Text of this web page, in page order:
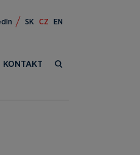
SK CZ EN
KONTAKT